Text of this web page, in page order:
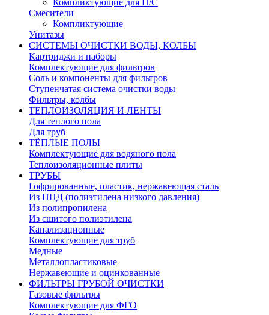
Компликтующие для П/С
Смесители
Компликтующие
Унитазы
СИСТЕМЫ ОЧИСТКИ ВОДЫ, КОЛБЫ
Картриджи и наборы
Комплектующие для фильтров
Соль и компоненты для фильтров
Ступенчатая система очистки воды
Фильтры, колбы
ТЕПЛОИЗОЛЯЦИЯ И ЛЕНТЫ
Для теплого пола
Для труб
ТЁПЛЫЕ ПОЛЫ
Комплектующие для водяного пола
Теплоизоляционные плиты
ТРУБЫ
Гофрированные, пластик, нержавеющая сталь
Из ПНД (полиэтилена низкого давления)
Из полипропилена
Из сшитого полиэтилена
Канализационные
Комплектующие для труб
Медные
Металлопластиковые
Нержавеющие и оцинкованные
ФИЛЬТРЫ ГРУБОЙ ОЧИСТКИ
Газовые фильтры
Комплектующие для ФГО